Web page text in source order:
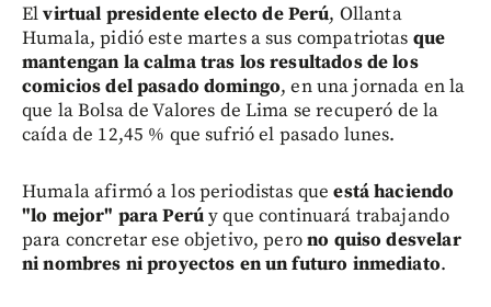
Elvirtual presidente electo de Perú, Ollanta
Humala, pidió este martes a sus compatriotas que
mantengan la calma tras los resultados de los
comicios del pasado domingo, en una jornada en la
que la Bolsa de Valores de Lima se recuperó de la
caída de 12,45 % que sufrió el pasado lunes.
Humala afirmó a los periodistas queestá haciendo
"lo mejor" para Perúy que continuará trabajando
para concretar ese objetivo, perono quiso desvelar
ni nombres ni proyectos en un futuro inmediato.